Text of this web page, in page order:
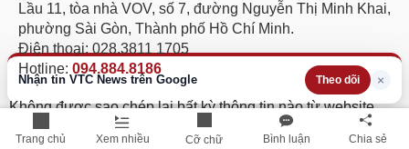
Trang chủ Xem nhiều Cỡ chữ Bình luận Chia sẻ
Nhận tin VTC News trên Google Theo dõi ×
Lầu 11, tòa nhà VOV, số 7, đường Nguyễn Thị Minh Khai,
phường Sài Gòn, Thành phố Hồ Chí Minh.
Điện thoại: 028.3811 1705
Hotline: 094.884.8186
Không được sao chép lại bất kỳ thông tin nào từ website
này khi chưa có sự đồng ý bằng văn bản của Báo Điện tử